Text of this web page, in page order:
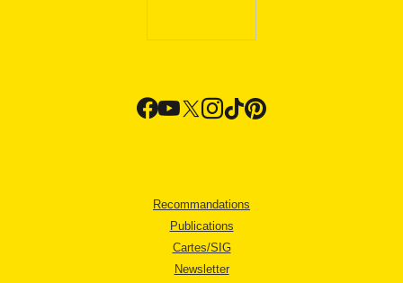
Recommandations
Publications
Cartes/SIG
Newsletter